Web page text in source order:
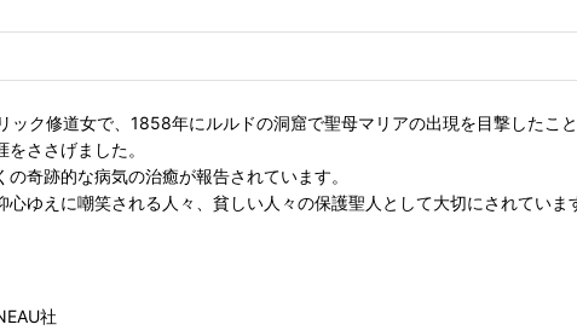
ク修道女で、1858年にルルドの洞窟で聖母マリアの出現を目撃したこと
ささげました。
奇跡的な病気の治癒が報告されています。
ゆえに嘲笑される人々、貧しい人々の保護聖人として大切にされていま
社